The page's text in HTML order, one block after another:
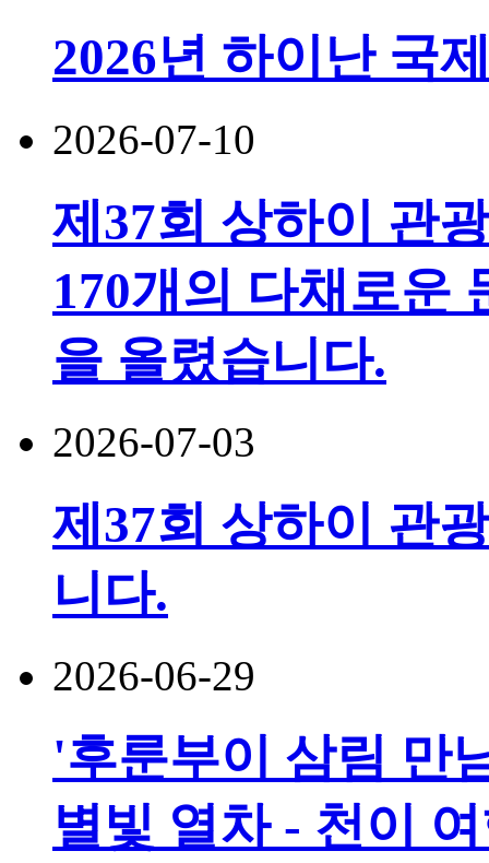
2026년 하이난 국
2026-07-10
제37회 상하이 관
170개의 다채로운
을 올렸습니다.
2026-07-03
제37회 상하이 관
니다.
2026-06-29
'후룬부이 삼림 만
별빛 열차 - 천이